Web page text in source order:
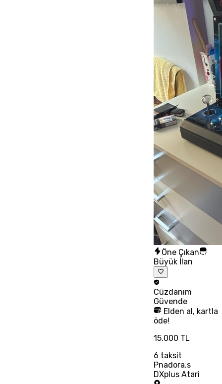
Öne Çıkan
Büyük İlan
Cüzdanım
Güvende
Elden al, kartla
öde!
15.000 TL
6 taksit
Pnadora.s
DXplus Atari